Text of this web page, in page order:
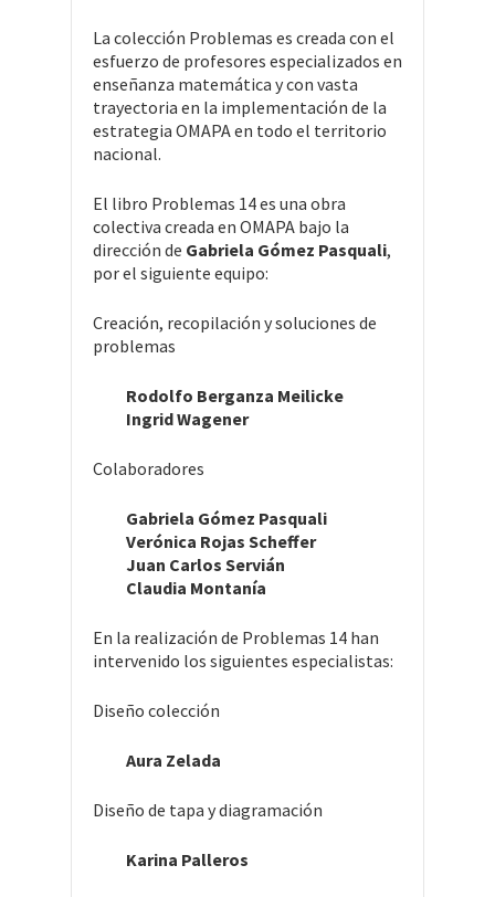
La colección Problemas es creada con el
esfuerzo de profesores especializados en
enseñanza matemática y con vasta
trayectoria en la implementación de la
estrategia OMAPA en todo el territorio
nacional.
El libro Problemas 14 es una obra
colectiva creada en OMAPA bajo la
dirección de Gabriela Gómez Pasquali,
por el siguiente equipo:
Creación, recopilación y soluciones de
problemas
Rodolfo Berganza Meilicke
Ingrid Wagener
Colaboradores
Gabriela Gómez Pasquali
Verónica Rojas Scheffer
Juan Carlos Servián
Claudia Montanía
En la realización de Problemas 14 han
intervenido los siguientes especialistas:
Diseño colección
Aura Zelada
Diseño de tapa y diagramación
Karina Palleros